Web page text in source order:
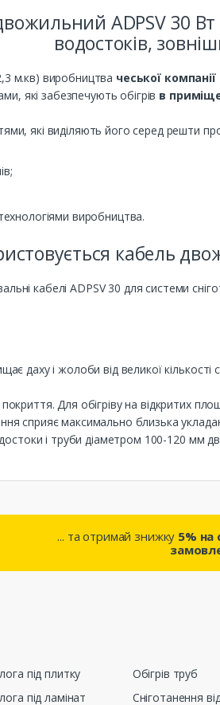
ADPSV 30 Вт
водостоків,
м.кв) виробництва чеської компанії
які забезпечують обігрів в
які виділяють його серед решти
виробництва.
кабель
кабелі ADPSV 30 для системи
даху і жолоби від великої кількості
Для обігріву на відкритих
сприяє максимально близька
і труби діаметром 100-120 мм
... та отримай знижку 5% на
під плитку
під ламінат
Обігрів труб
Сніготанення